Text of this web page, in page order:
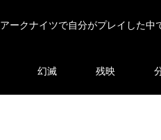
アークナイツで自分がプレイした中
幻滅 残映